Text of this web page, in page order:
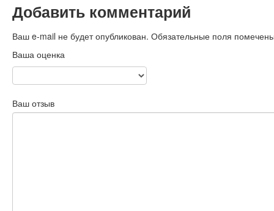
Добавить комментарий
Ваш e-mail не будет опубликован. Обязательные поля
Ваша оценка
Ваш отзыв